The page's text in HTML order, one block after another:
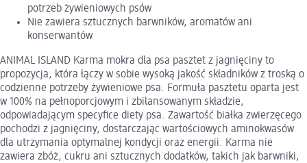
potrzeb żywieniowych psów
Nie zawiera sztucznych barwników, aromatów ani
konserwantów
ANIMAL ISLAND Karma mokra dla psa pasztet z jagnięciny to
propozycja, która łączy w sobie wysoką jakość składników z troską o
codzienne potrzeby żywieniowe psa. Formuła pasztetu oparta jest
w 100% na pełnoporcjowym i zbilansowanym składzie,
odpowiadającym specyfice diety psa. Zawartość białka zwierzęcego
pochodzi z jagnięciny, dostarczając wartościowych aminokwasów
dla utrzymania optymalnej kondycji oraz energii. Karma nie
zawiera zbóż, cukru ani sztucznych dodatków, takich jak barwniki,